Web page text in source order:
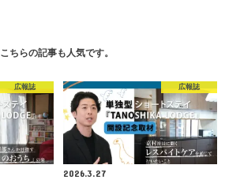
こちらの記事も人気です。
広報誌 広報誌
2026.3.27